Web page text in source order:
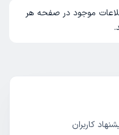
دکتر ارتوپد تهران را
موجود در صفحه هر
کاربران